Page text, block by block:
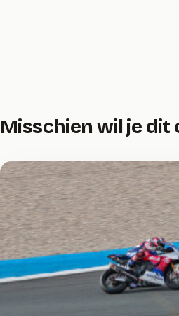
Misschien wil je dit